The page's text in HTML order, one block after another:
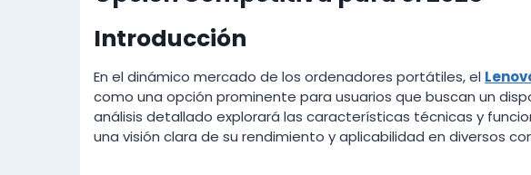
Introducción
En el dinámico mercado de los ordenadores portátiles, el
como una opción prominente para usuarios que buscan un
análisis detallado explorará las características técnicas y
una visión clara de su rendimiento y aplicabilidad en diversos